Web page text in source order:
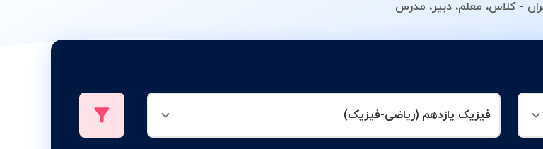
- کلاس، معلم، دبیر، مدرس
فیزیک یازدهم (ریاضی-فیزیک)